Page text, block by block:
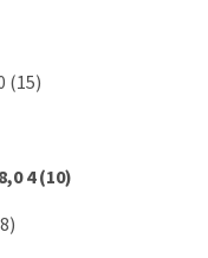
(15)
4 (10)